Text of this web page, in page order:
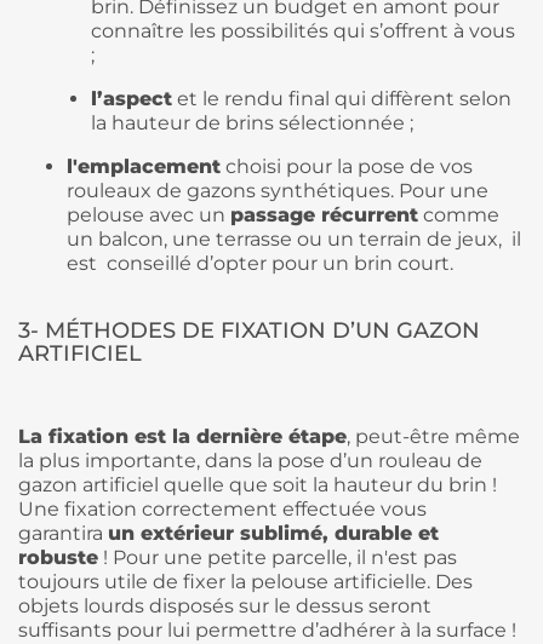
brin. Définissez un budget en amont pour
connaître les possibilités qui s’offrent à vous
;
l’aspect et le rendu final qui diffèrent selon
la hauteur de brins sélectionnée ;
l'emplacement choisi pour la pose de vos
rouleaux de gazons synthétiques. Pour une
pelouse avec un passage récurrent comme
un balcon, une terrasse ou un terrain de jeux, il
est conseillé d’opter pour un brin court.
3- MÉTHODES DE FIXATION D’UN GAZON
ARTIFICIEL
La fixation est la dernière étape, peut-être même
la plus importante, dans la pose d’un rouleau de
gazon artificiel quelle que soit la hauteur du brin !
Une fixation correctement effectuée vous
garantira un extérieur sublimé, durable et
robuste ! Pour une petite parcelle, il n'est pas
toujours utile de fixer la pelouse artificielle. Des
objets lourds disposés sur le dessus seront
suffisants pour lui permettre d’adhérer à la surface !